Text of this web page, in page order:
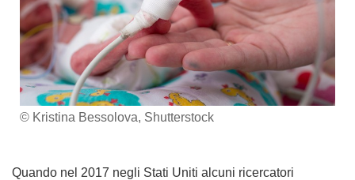
© Kristina Bessolova, Shutterstock
Quando nel 2017 negli Stati Uniti alcuni ricercatori